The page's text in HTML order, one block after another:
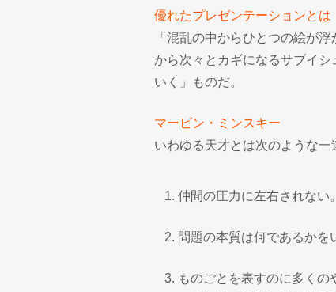
優れたプレゼンテーションとは
「混乱の中からひとつの絵が
から次々とカギになるサブイ
いく」ものだ。
マービン・ミンスキー
いわゆる天才とは次のような一
仲間の圧力に左右されない。
問題の本質は何であるかを
ものごとを表すのに多く